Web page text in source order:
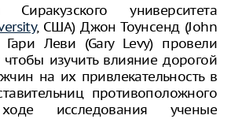
Сиракузского университета
, США) Джон Тоунсенд (John
Леви (Gary Levy) провели
чтобы изучить влияние дорогой
на их привлекательность в
противоположного
исследования ученые